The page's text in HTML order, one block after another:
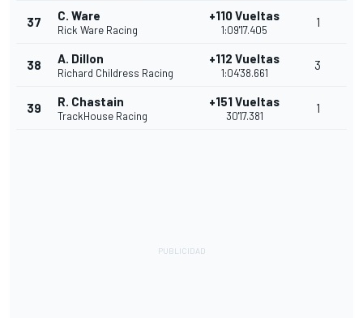
37 C. Ware
Rick Ware Racing
+110 Vueltas
1:09'17.405
1
38 A. Dillon
Richard Childress Racing
+112 Vueltas
1:04'38.661
3
39 R. Chastain
TrackHouse Racing
+151 Vueltas
30'17.381
1